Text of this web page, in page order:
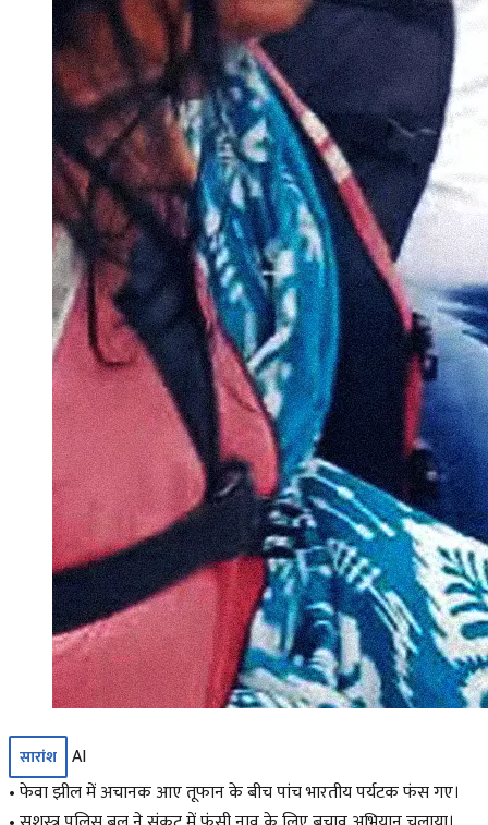
सारांश
AI
• फेवा झील में अचानक आए तूफान के बीच पांच भारतीय पर्यटक फंस गए।